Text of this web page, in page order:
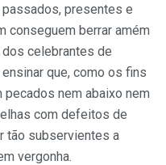
presentes e
conseguem berrar amém
celebrantes de
que, como os fins
nem abaixo nem
com defeitos de
tão subservientes a
vergonha.